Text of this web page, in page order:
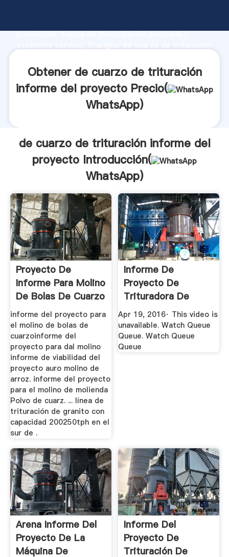
producción, fuerza de investigación avanzada y
aporta valores a todos los clientes.
Obtener de cuarzo de trituración
informe del proyecto Precio(
WhatsApp)
de cuarzo de trituración informe del
proyecto Introducción(
WhatsApp)
Proyecto De
Informe Para Molino
De Bolas De Cuarzo
informe del proyecto para
el molino de bolas de
cuarzoinforme del
proyecto para dal molino
informe de viabilidad del
proyecto auro molino de
arroz. informe del proyecto
para el molino de molienda
Polvo de cuarz. ... línea de
trituración de granito con
capacidad 200250tph en el
sur de .
Informe De
Proyecto De
Trituradora De
Piedra YouTube
Apr 19, 2016· This video is
unavailable. Watch Queue
Queue. Watch Queue
Queue
Arena Informe Del
Proyecto De La
Máquina De
Informe Del
Proyecto De
Trituración De